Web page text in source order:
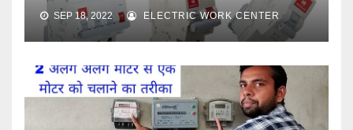
SEP 18, 2022 ELECTRIC WORK CENTER